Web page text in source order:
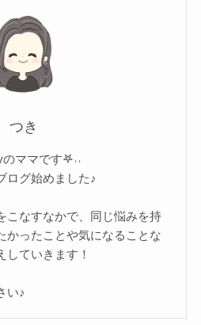
つき
ママです𖤐˒˒
ログ始めました♪
こなすなかで、同じ悩みを持
かったことや気になることな
していきます！
い♪